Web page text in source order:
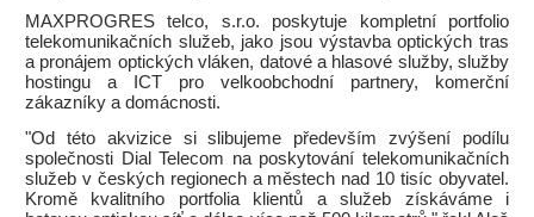
MAXPROGRES telco, s.r.o. poskytuje kompletní portfolio
telekomunikačních služeb, jako jsou výstavba optických tras
a pronájem optických vláken, datové a hlasové služby, služby
hostingu a ICT pro velkoobchodní partnery, komerční
zákazníky a domácnosti.
"Od této akvizice si slibujeme především zvýšení podílu
společnosti Dial Telecom na poskytování telekomunikačních
služeb v českých regionech a městech nad 10 tisíc obyvatel.
Kromě kvalitního portfolia klientů a služeb získáváme i